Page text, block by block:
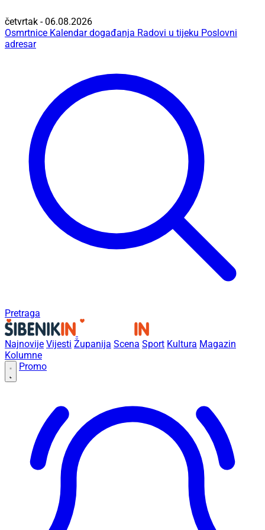
četvrtak - 06.08.2026
Osmrtnice Kalendar događanja Radovi u tijeku Poslovni
adresar
Pretraga
Najnovije Vijesti Županija Scena Sport Kultura Magazin
Kolumne
Promo